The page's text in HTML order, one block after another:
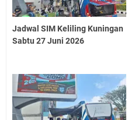
Jadwal SIM Keliling Kuningan
Sabtu 27 Juni 2026